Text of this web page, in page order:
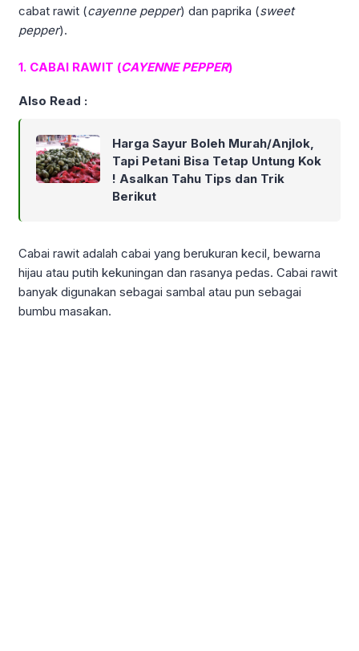
cabat rawit (cayenne pepper) dan paprika (sweet
pepper).
1. CABAI RAWIT (CAYENNE PEPPER)
Also Read :
Harga Sayur Boleh Murah/Anjlok,
Tapi Petani Bisa Tetap Untung Kok
! Asalkan Tahu Tips dan Trik
Berikut
Cabai rawit adalah cabai yang berukuran kecil, bewarna
hijau atau putih kekuningan dan rasanya pedas. Cabai rawit
banyak digunakan sebagai sambal atau pun sebagai
bumbu masakan.